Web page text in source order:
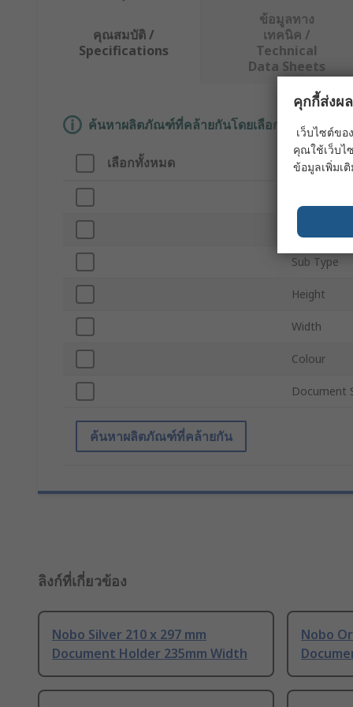
คุณสมบัติ /
Specifications
ข้อมูลทาง
เทคนิค /
Technical
Data Sheets
ค้นหาผลิตภัณฑ์ที่คล้ายกันโดยเลือกคุณลักษณะอ
เลือกทั้งหมด คุณลักษณะ
Product Type
Sub Type
Height
Width
Colour
Document
ค้นหาผลิตภัณฑ์ที่คล้ายกัน
ลิงก์ที่เกี่ยวข้อง
Nobo Silver 210 x 297 mm
Document Holder 235mm Width
Nobo
คุกกี้ส่งผ
เว็บไซต์ข
คุณใช้เว็บไ
ข้อมูลเพิ่มเ